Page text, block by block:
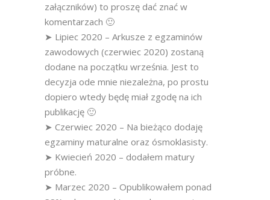
załączników) to proszę dać znać w
komentarzach 🙂
➤ Lipiec 2020 – Arkusze z egzaminów
zawodowych (czerwiec 2020) zostaną
dodane na początku września. Jest to
decyzja ode mnie niezależna, po prostu
dopiero wtedy będę miał zgodę na ich
publikację 🙂
➤ Czerwiec 2020 – Na bieżąco dodaję
egzaminy maturalne oraz ósmoklasisty.
➤ Kwiecień 2020 – dodałem matury
próbne.
➤ Marzec 2020 – Opublikowałem ponad